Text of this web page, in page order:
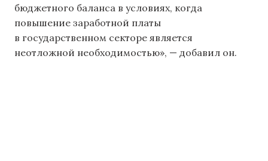
бюджетного баланса в условиях, когда
повышение заработной платы
в государственном секторе является
неотложной необходимостью», — добавил он.